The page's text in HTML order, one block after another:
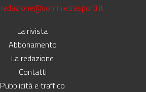
redazione@uominietrasporti.it
La rivista
Abbonamento
La redazione
Contatti
Pubblicità e traffico